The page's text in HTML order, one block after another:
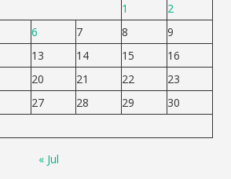
1
2
6 7 8
9
13 14 15
16
20 21 22
23
27 28 29
30
« Jul